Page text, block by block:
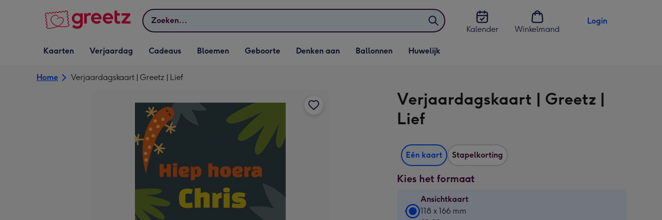
Zoeken
Kalender
Winkelmand
Login
Vervolgkeuzelijst
Kaarten openen
Kaarten
Vervolgkeuzelijst
Verjaardag openen
Verjaardag
Vervolgkeuzelijst
Cadeaus openen
Cadeaus
Vervolgkeuzelijst
Bloemen openen
Bloemen
Vervolgkeuzelijst
Geboorte openen
Geboorte
Vervolgkeuzelijst
Denken aan openen
Denken aan
Vervolgkeuzelijst
Ballonnen openen
Ballonnen
Vervolgkeuzelijst
Huwelijk openen
Huwelijk
Home Verjaardagskaart | Greetz | Lief
Verjaardagskaart | Greetz |
Lief
Eén kaart Stapelkorting
Kies het formaat
Ansichtkaart
Ansichtkaart
118 x 166 mm